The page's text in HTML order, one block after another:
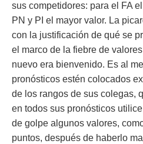
sus competidores: para el FA
PN y PI el mayor valor. La
con la justificación de qué se
el marco de la fiebre de
nuevo era bienvenido. Es al
pronósticos estén colocados
de los rangos de sus colegas,
en todos sus pronósticos
de golpe algunos valores,
puntos, después de haberlo